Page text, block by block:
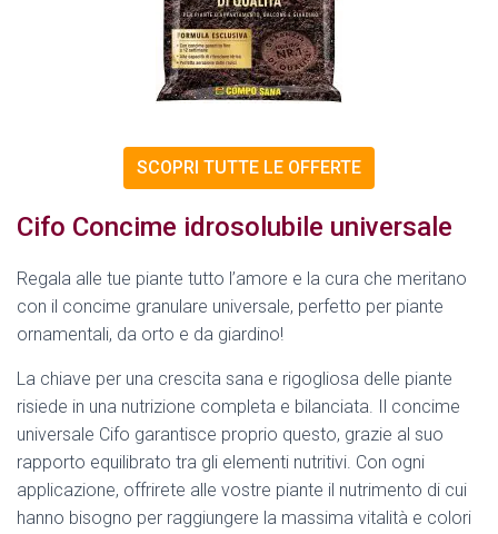
SCOPRI TUTTE LE OFFERTE
Cifo Concime idrosolubile universale
Regala alle tue piante tutto l’amore e la cura che meritano
con il concime granulare universale, perfetto per piante
ornamentali, da orto e da giardino!
La chiave per una crescita sana e rigogliosa delle piante
risiede in una nutrizione completa e bilanciata. Il concime
universale Cifo garantisce proprio questo, grazie al suo
rapporto equilibrato tra gli elementi nutritivi. Con ogni
applicazione, offrirete alle vostre piante il nutrimento di cui
hanno bisogno per raggiungere la massima vitalità e colori